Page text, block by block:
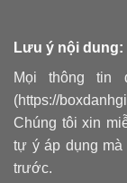
Lưu ý nội dung:
Mọi thông tin
(https://
Chúng tôi xin
tự ý áp dụng mà
trước.